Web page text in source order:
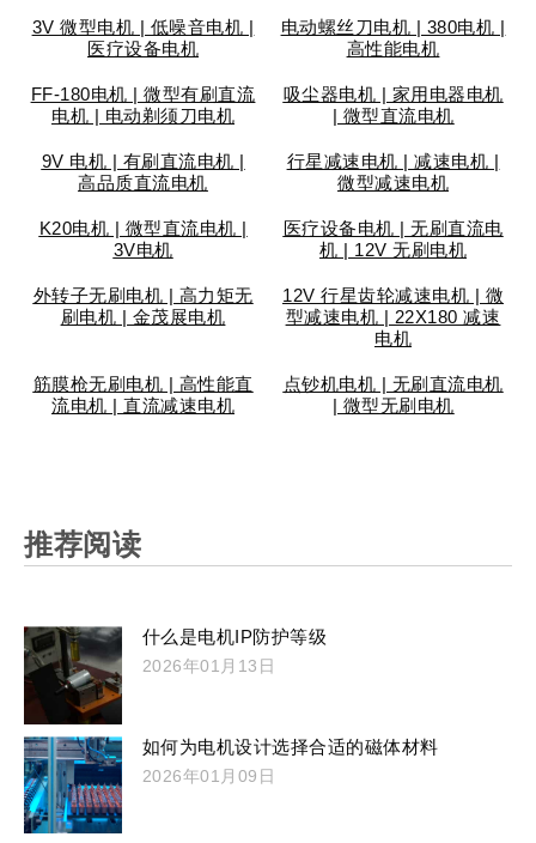
汽
车
配
件
家
用
电
器
工
业
设
备
个
人
护
理
安
防
锁
具
智
能
设
备
医
疗
设
备
仪
表
阀
门
汽
车
配
件
家
用
电
器
工
业
设
备
个
人
护
理
安
防
锁
具
智
能
设
备
医
疗
设
备
仪
表
阀
门
汽
车
配
件
家
用
电
器
工
业
设
备
个
人
护
理
安
防
锁
具
智
能
设
备
医
疗
设
备
仪
表
阀
门
3V 微型电机 | 低噪音电机 |
医疗设备电机
电动螺丝刀电机 | 380电机 |
高性能电机
FF-180电机 | 微型有刷直流
电机 | 电动剃须刀电机
吸尘器电机 | 家用电器电机
| 微型直流电机
9V 电机 | 有刷直流电机 |
高品质直流电机
行星减速电机 | 减速电机 |
微型减速电机
K20电机 | 微型直流电机 |
3V电机
医疗设备电机 | 无刷直流电
机 | 12V 无刷电机
外转子无刷电机 | 高力矩无
刷电机 | 金茂展电机
12V 行星齿轮减速电机 | 微
型减速电机 | 22X180 减速
电机
筋膜枪无刷电机 | 高性能直
流电机 | 直流减速电机
点钞机电机 | 无刷直流电机
| 微型无刷电机
推荐阅读
什么是电机IP防护等级
2026年01月13日
如何为电机设计选择合适的磁体材料
2026年01月09日